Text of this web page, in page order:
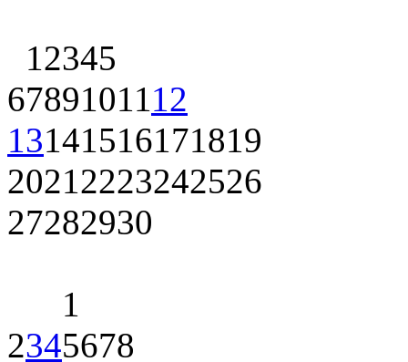
12345
6789101112
13141516171819
20212223242526
27282930
1
2345678